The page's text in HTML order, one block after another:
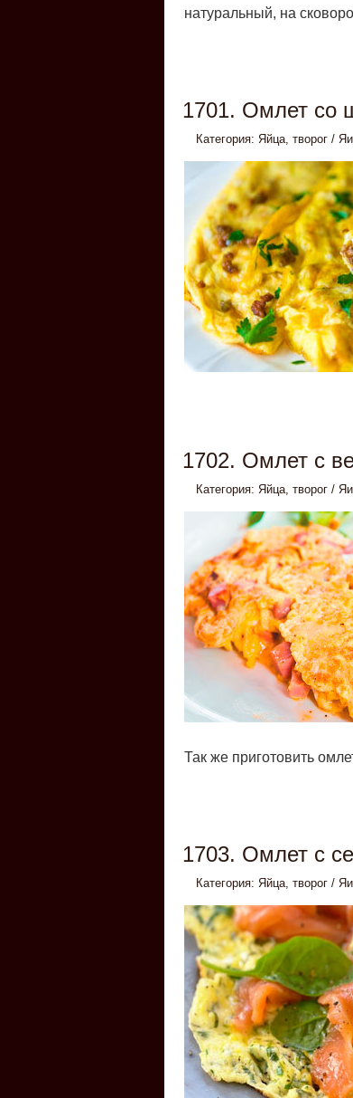
натуральный, на
1701. Омлет со
Категория: Яйца, творог /
1702. Омлет с
Категория: Яйца, творог /
Так же приготовить
1703. Омлет с
Категория: Яйца, творог /